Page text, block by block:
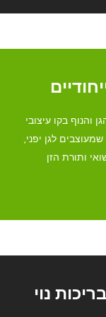
והנוף בקו עיצובי
לגן יפני,
נוי